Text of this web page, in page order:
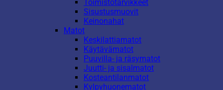
Toimistotarvikkeet
Sisustusmuovit
Keinonahat
Matot
Keskilattiamatot
Käytävämatot
Puuvilla- ja räsymatot
Juutti- ja sisalmatot
Kosteantilanmatot
Kylpyhuonematot